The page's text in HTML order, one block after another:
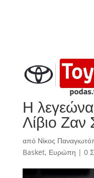
Η
Λίβιο Ζαν
από Νίκος
Basket, Ευρώπη | 0